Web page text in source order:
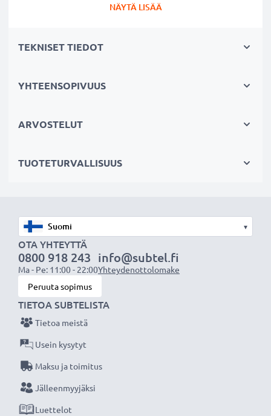
✔ Poistaa heijastukset ei-metallisilta pinnoilta (esim.
✔ Lisää värikylläisyyttä ja kontrastia ja tuo esiin
✔ Tekee sateenkaaren värit näkyvämmiksi
✔ Saa taivaan näyttämään sinisemmältä ja pilvet
valkoisemmilta
✔ Vähentää sinistä usvaa maisemakuvissa ja
teleobjektiivilla kuvattaessa
Laadukas, moninkertaisesti pinnoitettu lasi ja
säädettävä polarisaatio
✔ Värineutraali lasi heijastamattomalla pinnoitteella
halutun valon taittumisen saamiseksi
NÄYTÄ LISÄÄ
TEKNISET TIEDOT
YHTEENSOPIVUUS
ARVOSTELUT
TUOTETURVALLISUUS
▾
OTA YHTEYTTÄ
0800 918 243
Ma - Pe: 11:00 - 22:00
info@subtel.fi
Yhteydenottolomake
Peruuta sopimus
TIETOA SUBTELISTA
Tietoa meistä
Usein kysytyt
Maksu ja toimitus
Jälleenmyyjäksi
Luettelot